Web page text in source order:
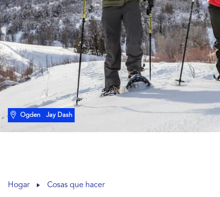
Ogden Jay Dash
Hogar Cosas que hacer